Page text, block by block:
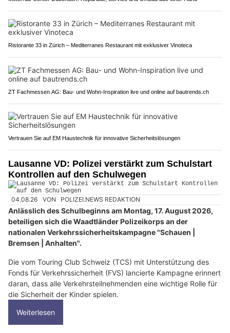
Ristorante 33 in Zürich – Mediterranes Restaurant mit exklusiver Vinoteca
ZT Fachmessen AG: Bau- und Wohn-Inspiration live und online auf bautrends.ch
Vertrauen Sie auf EM Haustechnik für innovative Sicherheitslösungen
Lausanne VD: Polizei verstärkt zum Schulstart
Kontrollen auf den Schulwegen
04.08.26 VON POLIZEI.NEWS REDAKTION
Anlässlich des Schulbeginns am Montag, 17. August 2026,
beteiligen sich die Waadtländer Polizeikorps an der
nationalen Verkehrssicherheitskampagne "Schauen |
Bremsen | Anhalten".
Die vom Touring Club Schweiz (TCS) mit Unterstützung des
Fonds für Verkehrssicherheit (FVS) lancierte Kampagne erinnert
daran, dass alle Verkehrsteilnehmenden eine wichtige Rolle für
die Sicherheit der Kinder spielen.
Weiterlesen